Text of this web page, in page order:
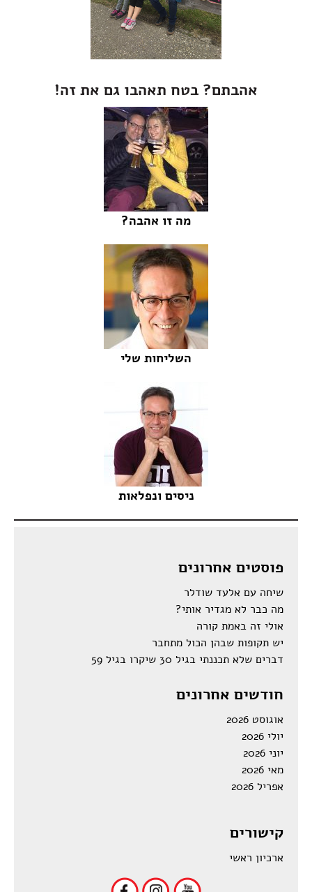
אהבתם? בטח תאהבו גם את זה!
מה זו אהבה?
השליחות שלי
ניסים ונפלאות
פוסטים אחרונים
שיחה עם אלעד שודלר
מה כבר לא מגדיר אותי?
אולי זה באמת קורה
יש תקופות שבהן הכול מתחבר
דברים שלא תכננתי בגיל 30 שיקרו בגיל 59
חודשים אחרונים
אוגוסט 2026
יולי 2026
יוני 2026
מאי 2026
אפריל 2026
קישורים
ארכיון ראשי